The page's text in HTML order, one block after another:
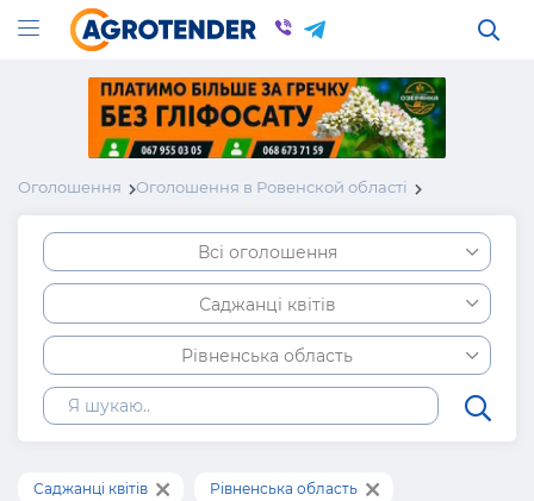
Оголошення Оголошення в Ровенской області
Всі оголошення
Саджанці квітів
Рівненська область
Саджанці квітів Рівненська область